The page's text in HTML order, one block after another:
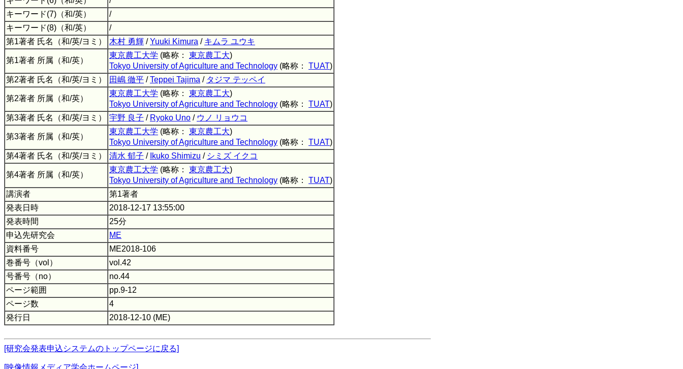
キーワード(7)（和/英）
/
キーワード(8)（和/英）
/
第1著者 氏名（和/英/ヨミ）
木村 勇輝 /Yuuki Kimura / キムラ ユウキ
第1著者 所属（和/英）
東京農工大学 (略称： 東京農工大)
Tokyo University of Agriculture and Technology (略称： TUAT)
第2著者 氏名（和/英/ヨミ）
田嶋 徹平 /Teppei Tajima / タジマ テッペイ
第2著者 所属（和/英）
東京農工大学 (略称： 東京農工大)
Tokyo University of Agriculture and Technology (略称： TUAT)
第3著者 氏名（和/英/ヨミ）
宇野 良子 / Ryoko Uno / ウノ リョウコ
第3著者 所属（和/英）
東京農工大学 (略称： 東京農工大)
Tokyo University of Agriculture and Technology (略称： TUAT)
第4著者 氏名（和/英/ヨミ）
清水 郁子 / Ikuko Shimizu / シミズ イクコ
第4著者 所属（和/英）
東京農工大学 (略称： 東京農工大)
Tokyo University of Agriculture and Technology (略称： TUAT)
講演者
第1著者
発表日時
2018-12-17 13:55:00
発表時間
25分
申込先研究会
ME
資料番号
ME2018-106
巻番号（vol）
vol.42
号番号（no）
no.44
ページ範囲
pp.9-12
ページ数
4
発行日
2018-12-10 (ME)
[研究会発表申込システムのトップページに戻る]
[映像情報メディア学会ホームページ]